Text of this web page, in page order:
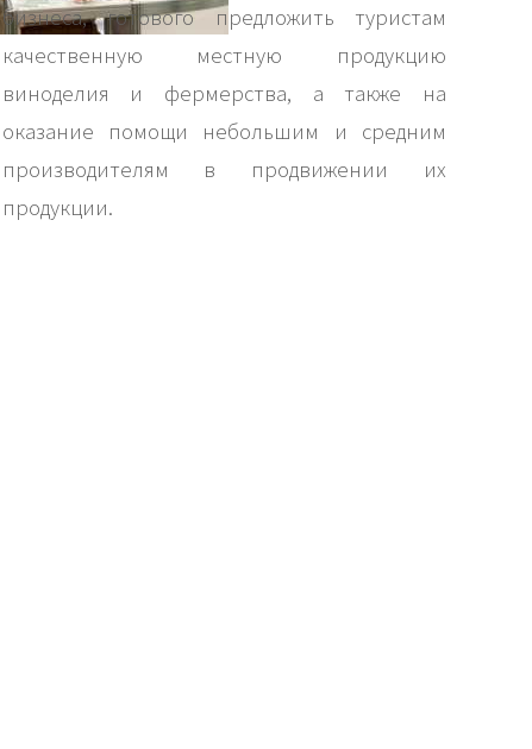
бизнеса, готового предложить туристам
качественную местную продукцию
виноделия и фермерства, а также на
оказание помощи небольшим и средним
производителям в продвижении их
продукции.